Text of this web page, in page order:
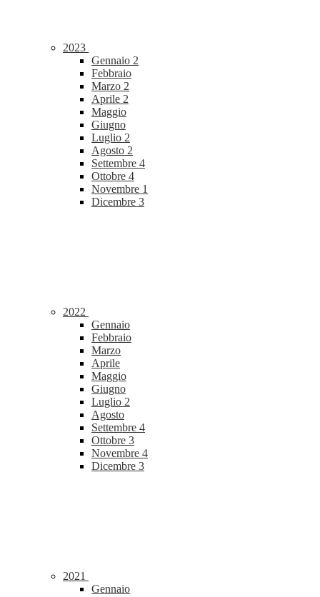
2023
Gennaio 2
Febbraio
Marzo 2
Aprile 2
Maggio
Giugno
Luglio 2
Agosto 2
Settembre 4
Ottobre 4
Novembre 1
Dicembre 3
2022
Gennaio
Febbraio
Marzo
Aprile
Maggio
Giugno
Luglio 2
Agosto
Settembre 4
Ottobre 3
Novembre 4
Dicembre 3
2021
Gennaio